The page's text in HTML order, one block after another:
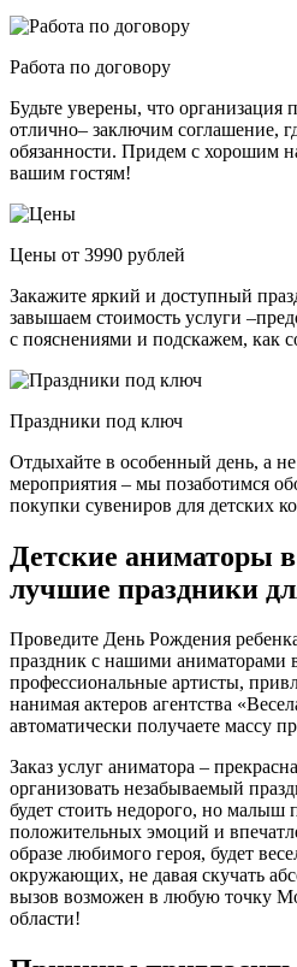
Работа по договору
Будьте уверены, что организация
отлично– заключим соглашение,
обязанности. Придем с хорошим
вашим гостям!
Цены от 3990 рублей
Закажите яркий и доступный
завышаем стоимость услуги
с пояснениями и подскажем, как
Праздники под ключ
Отдыхайте в особенный день, а
мероприятия – мы позаботимся
покупки сувениров для детских
Детские аниматоры
лучшие праздники
Проведите День Рождения
праздник с нашими аниматорами
профессиональные артисты,
нанимая актеров агентства
автоматически получаете массу
Заказ услуг аниматора –
организовать незабываемый
будет стоить недорого, но малыш
положительных эмоций и
образе любимого героя, будет
окружающих, не давая скучать
вызов возможен в любую точку
области!